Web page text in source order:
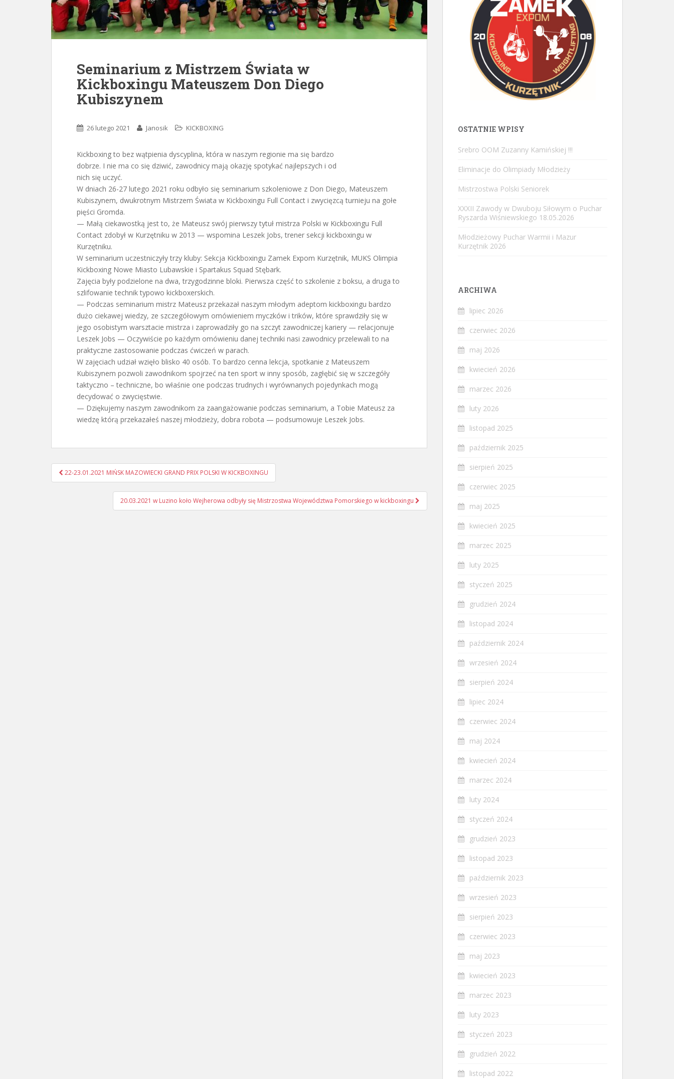
Seminarium z Mistrzem Świata w
Kickboxingu Mateuszem Don Diego
Kubiszynem
26 lutego 2021 Janosik KICKBOXING
Kickboxing to bez wątpienia dyscyplina, która w naszym regionie ma się bardzo
dobrze. I nie ma co się dziwić, zawodnicy mają okazję spotykać najlepszych i od
nich się uczyć.
W dniach 26-27 lutego 2021 roku odbyło się seminarium szkoleniowe z Don Diego, Mateuszem
Kubiszynem, dwukrotnym Mistrzem Świata w Kickboxingu Full Contact i zwycięzcą turnieju na gołe
pięści Gromda.
— Małą ciekawostką jest to, że Mateusz swój pierwszy tytuł mistrza Polski w Kickboxingu Full
Contact zdobył w Kurzętniku w 2013 — wspomina Leszek Jobs, trener sekcji kickboxingu w
Kurzętniku.
W seminarium uczestniczyły trzy kluby: Sekcja Kickboxingu Zamek Expom Kurzętnik, MUKS Olimpia
Kickboxing Nowe Miasto Lubawskie i Spartakus Squad Stębark.
Zajęcia były podzielone na dwa, trzygodzinne bloki. Pierwsza część to szkolenie z boksu, a druga to
szlifowanie technik typowo kickboxerskich.
— Podczas seminarium mistrz Mateusz przekazał naszym młodym adeptom kickboxingu bardzo
dużo ciekawej wiedzy, ze szczegółowym omówieniem myczków i trików, które sprawdziły się w
jego osobistym warsztacie mistrza i zaprowadziły go na szczyt zawodniczej kariery — relacjonuje
Leszek Jobs — Oczywiście po każdym omówieniu danej techniki nasi zawodnicy przelewali to na
praktyczne zastosowanie podczas ćwiczeń w parach.
W zajęciach udział wzięło blisko 40 osób. To bardzo cenna lekcja, spotkanie z Mateuszem
Kubiszynem pozwoli zawodnikom spojrzeć na ten sport w inny sposób, zagłębić się w szczegóły
taktyczno – techniczne, bo właśnie one podczas trudnych i wyrównanych pojedynkach mogą
decydować o zwycięstwie.
— Dziękujemy naszym zawodnikom za zaangażowanie podczas seminarium, a Tobie Mateusz za
wiedzę którą przekazałeś naszej młodzieży, dobra robota — podsumowuje Leszek Jobs.
Nawigacja
postu
22-23.01.2021 MIŃSK MAZOWIECKI GRAND PRIX POLSKI W KICKBOXINGU
20.03.2021 w Luzino koło Wejherowa odbyły się Mistrzostwa Województwa Pomorskiego w kickboxingu
OSTATNIE WPISY
Srebro OOM Zuzanny Kamińskiej !!!
Eliminacje do Olimpiady Młodzieży
Mistrzostwa Polski Seniorek
XXXII Zawody w Dwuboju Siłowym o Puchar
Ryszarda Wiśniewskiego 18.05.2026
Młodzieżowy Puchar Warmii i Mazur
Kurzętnik 2026
ARCHIWA
lipiec 2026
czerwiec 2026
maj 2026
kwiecień 2026
marzec 2026
luty 2026
listopad 2025
październik 2025
sierpień 2025
czerwiec 2025
maj 2025
kwiecień 2025
marzec 2025
luty 2025
styczeń 2025
grudzień 2024
listopad 2024
październik 2024
wrzesień 2024
sierpień 2024
lipiec 2024
czerwiec 2024
maj 2024
kwiecień 2024
marzec 2024
luty 2024
styczeń 2024
grudzień 2023
listopad 2023
październik 2023
wrzesień 2023
sierpień 2023
czerwiec 2023
maj 2023
kwiecień 2023
marzec 2023
luty 2023
styczeń 2023
grudzień 2022
listopad 2022